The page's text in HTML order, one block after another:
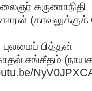
கருணாநிதி
புலமைப் பித்தன்
சங்கீதம்